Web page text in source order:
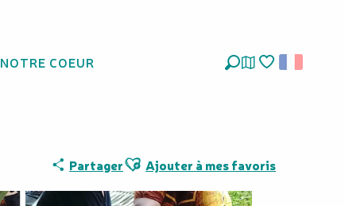
NOTRE COEUR
PartagerAjouter aux favoris
Ajouter à mes favoris